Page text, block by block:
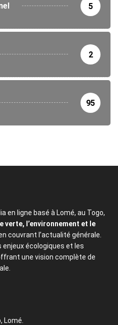
5
2
95
en ligne basé à Lomé, au Togo,
verte, l’environnement et le
couvrant l’actualité générale.
écologiques et les
une vision complète de
Lomé.